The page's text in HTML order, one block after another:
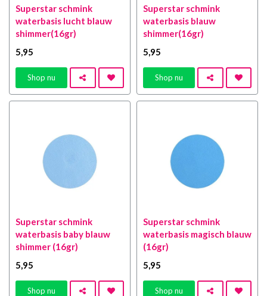
Superstar schmink
waterbasis lucht blauw
shimmer(16gr)
5 ,95
Shop nu
Superstar schmink
waterbasis blauw
shimmer(16gr)
5 ,95
Shop nu
Superstar schmink
waterbasis baby blauw
shimmer (16gr)
5 ,95
Shop nu
Superstar schmink
waterbasis magisch blauw
(16gr)
5 ,95
Shop nu